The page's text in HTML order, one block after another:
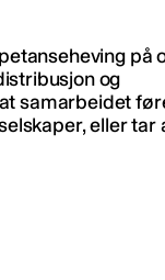
på
og
samarbeidet
eller tar